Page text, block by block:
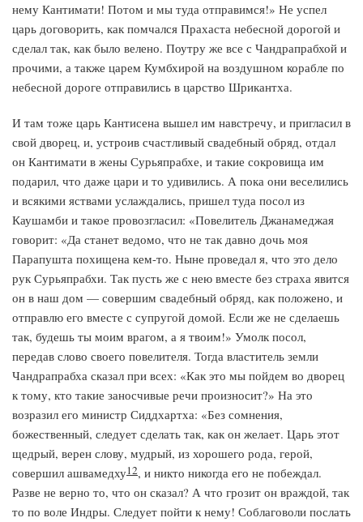
нему Кантимати! Потом и мы туда отправимся!» Не успел
царь договорить, как помчался Прахаста небесной дорогой и
сделал так, как было велено. Поутру же все с Чандрапрабхой и
прочими, а также царем Кумбхирой на воздушном корабле по
небесной дороге отправились в царство Шрикантха.
И там тоже царь Кантисена вышел им навстречу, и пригласил в
свой дворец, и, устроив счастливый свадебный обряд, отдал
он Кантимати в жены Сурьяпрабхе, и такие сокровища им
подарил, что даже цари и то удивились. А пока они веселились
и всякими яствами услаждались, пришел туда посол из
Каушамби и такое провозгласил: «Повелитель Джанамеджая
говорит: «Да станет ведомо, что не так давно дочь моя
Парапушта похищена кем-то. Ныне проведал я, что это дело
рук Сурьяпрабхи. Так пусть же с нею вместе без страха явится
он в наш дом — совершим свадебный обряд, как положено, и
отправлю его вместе с супругой домой. Если же не сделаешь
так, будешь ты моим врагом, а я твоим!» Умолк посол,
передав слово своего повелителя. Тогда властитель земли
Чандрапрабха сказал при всех: «Как это мы пойдем во дворец
к тому, кто такие заносчивые речи произносит?» На это
возразил его министр Сиддхартха: «Без сомнения,
божественный, следует сделать так, как он желает. Царь этот
щедрый, верен слову, мудрый, из хорошего рода, герой,
совершил ашвамедху12, и никто никогда его не побеждал.
Разве не верно то, что он сказал? А что грозит он враждой, так
то по воле Индры. Следует пойти к нему! Соблаговоли послать